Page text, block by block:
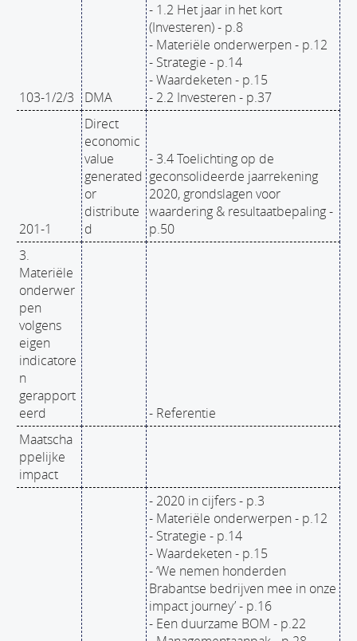
103-1/2/3 DMA
- 1.2 Het jaar in het kort
(Investeren) - p.8
- Materiële onderwerpen - p.12
- Strategie - p.14
- Waardeketen - p.15
- 2.2 Investeren - p.37
201-1
Direct
economic
value
generated
or
distribute
d
- 3.4 Toelichting op de
geconsolideerde jaarrekening
2020, grondslagen voor
waardering & resultaatbepaling -
p.50
3.
Materiële
onderwer
pen
volgens
eigen
indicatore
n
gerapport
eerd
- Referentie
Maatscha
ppelijke
impact
- 2020 in cijfers - p.3
- Materiële onderwerpen - p.12
- Strategie - p.14
- Waardeketen - p.15
- ‘We nemen honderden
Brabantse bedrijven mee in onze
impact journey’ - p.16
- Een duurzame BOM - p.22